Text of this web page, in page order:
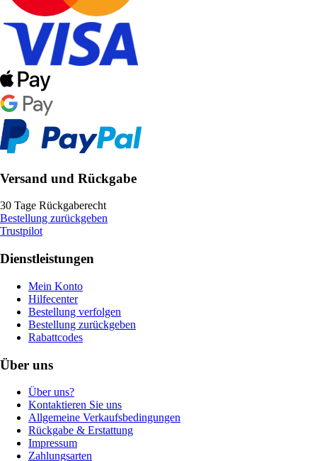
Versand und Rückgabe
30 Tage Rückgaberecht
Bestellung zurückgeben
Trustpilot
Dienstleistungen
Mein Konto
Hilfecenter
Bestellung verfolgen
Bestellung zurückgeben
Rabattcodes
Über uns
Über uns?
Kontaktieren Sie uns
Allgemeine Verkaufsbedingungen
Rückgabe & Erstattung
Impressum
Zahlungsarten